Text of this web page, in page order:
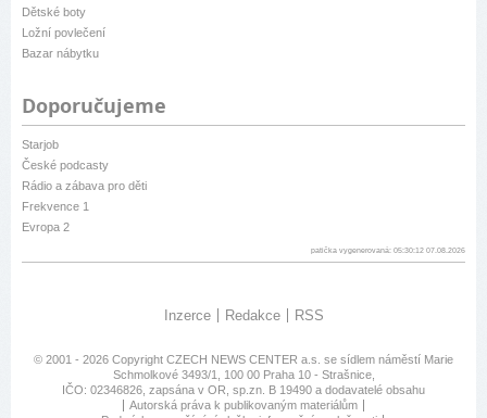
Dětské boty
Ložní povlečení
Bazar nábytku
Doporučujeme
Starjob
České podcasty
Rádio a zábava pro děti
Frekvence 1
Evropa 2
patička vygenerovaná: 05:30:12 07.08.2026
Inzerce Redakce RSS
© 2001 - 2026 Copyright CZECH NEWS CENTER a.s. se sídlem náměstí Marie
Schmolkové 3493/1, 100 00 Praha 10 - Strašnice,
IČO: 02346826, zapsána v OR, sp.zn. B 19490 a dodavatelé obsahu
Autorská práva k publikovaným materiálům